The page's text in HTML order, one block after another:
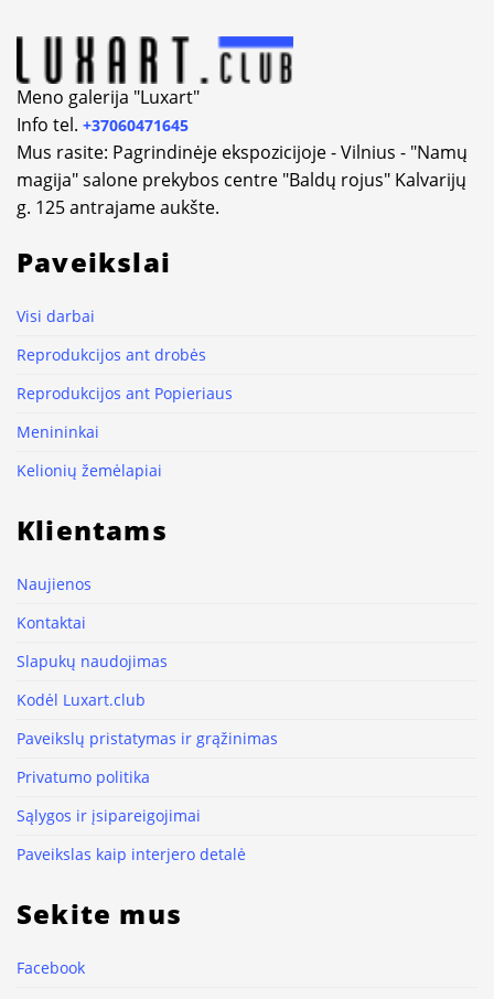
Meno galerija "Luxart"
Info tel. +37060471645
Mus rasite: Pagrindinėje ekspozicijoje - Vilnius - "Namų
magija" salone prekybos centre "Baldų rojus" Kalvarijų
g. 125 antrajame aukšte.
Paveikslai
Visi darbai
Reprodukcijos ant drobės
Reprodukcijos ant Popieriaus
Menininkai
Kelionių žemėlapiai
Klientams
Naujienos
Kontaktai
Slapukų naudojimas
Kodėl Luxart.club
Paveikslų pristatymas ir grąžinimas
Privatumo politika
Sąlygos ir įsipareigojimai
Paveikslas kaip interjero detalė
Sekite mus
Facebook